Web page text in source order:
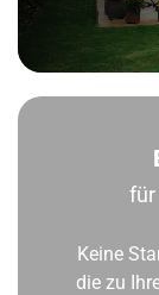
für
Keine
die zu